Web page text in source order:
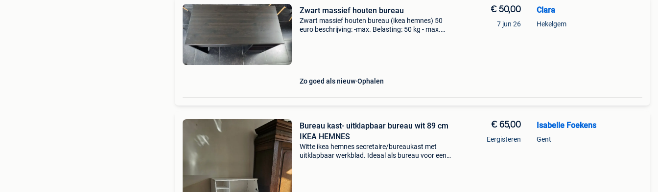
Zwart massief houten bureau
Zwart massief houten bureau (ikea hemnes) 50
euro beschrijving: -max. Belasting: 50 kg - max.
Zo goed als nieuw Ophalen
€ 50,00
7 jun 26
Clara
Hekelgem
Bureau kast- uitklapbaar bureau wit 89 cm
IKEA HEMNES
Witte ikea hemnes secretaire/bureaukast met
uitklapbaar werkblad. Ideaal als bureau voor een
€ 65,00
Eergisteren
Isabelle Foekens
Gent